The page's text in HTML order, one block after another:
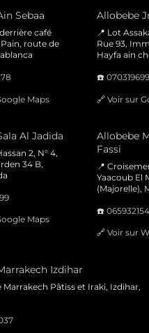
Sebaa
derrière café
route de
Maps
Allobebe
📍 Lot
Rue 93,
Hayfa ain
☎️
🔗 Voir sur
Al Jadida
2, N° 4,
34 B,
Maps
Allobebe
Fassi
📍
Yaacoub El
(Majorelle),
☎️
🔗 Voir sur
Izdihar
Marrakech Pâtiss et Iraki, Izdihar,